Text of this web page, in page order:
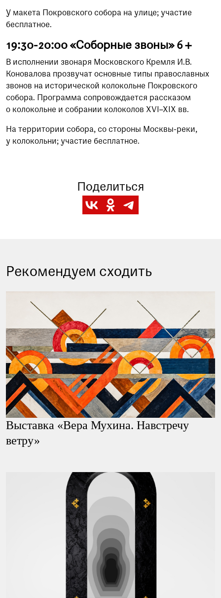
У макета Покровского собора на улице; участие
бесплатное.
19:30-20:00 «Соборные звоны» 6+
В исполнении звонаря Московского Кремля И.В.
Коновалова прозвучат основные типы православных
звонов на исторической колокольне Покровского
собора. Программа сопровождается рассказом
о колокольне и собрании колоколов XVI–XIX вв.
На территории собора, со стороны Москвы-реки,
у колокольни; участие бесплатное.
Поделиться
Рекомендуем сходить
Выставка «Вера Мухина. Навстречу
ветру»